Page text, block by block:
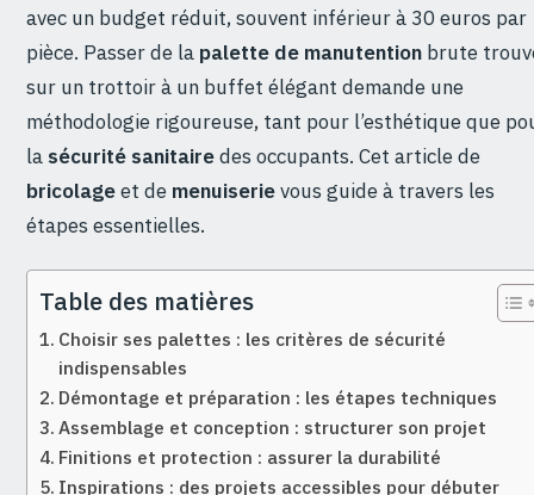
avec un budget réduit, souvent inférieur à 30 euros par
pièce. Passer de la palette de manutention brute
sur un trottoir à un buffet élégant demande une
méthodologie rigoureuse, tant pour l’esthétique que
la sécurité sanitairedes occupants. Cet article de
bricolageet de menuiserievous guide à travers les
étapes essentielles.
Table des matières
Choisir ses palettes : les critères de sécurité
indispensables
Démontage et préparation : les étapes techniques
Assemblage et conception : structurer son projet
Finitions et protection : assurer la durabilité
Inspirations : des projets accessibles pour débuter